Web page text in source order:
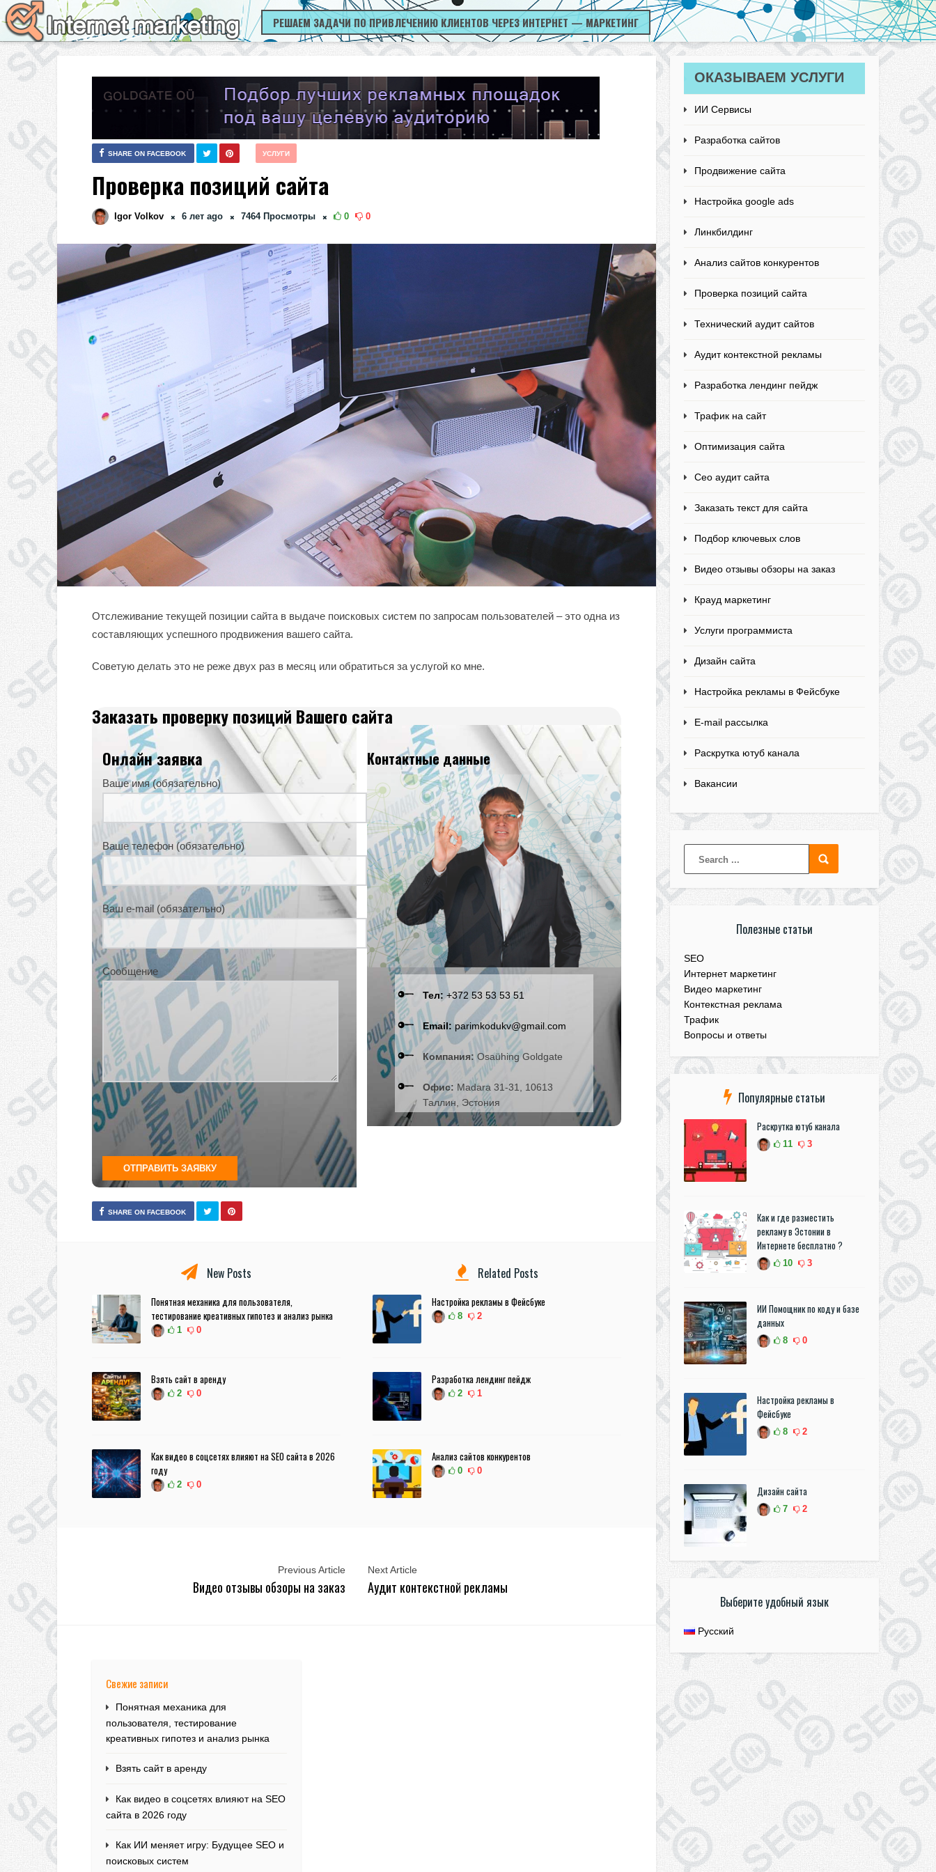
РЕШАЕМ ЗАДАЧИ ПО ПРИВЛЕЧЕНИЮ КЛИЕНТОВ ЧЕРЕЗ ИНТЕРНЕТ — МАРКЕТИНГ
УСЛУГИ
SHARE ON FACEBOOK
Проверка позиций сайта
Igor Volkov 6 лет ago 7464 Просмотры 0 0
Отслеживание текущей позиции сайта в выдаче поисковых систем по запросам пользователей – это одна из
составляющих успешного продвижения вашего сайта.
Советую делать это не реже двух раз в месяц или обратиться за услугой ко мне.
Заказать проверку позиций Вашего сайта
Онлайн заявка
Ваше имя (обязательно)
Ваше телефон (обязательно)
Ваш e-mail (обязательно)
Сообщение
Контактные данные
Тел: +372 53 53 53 51
Email: parimkodukv@gmail.com
Компания: Osaühing Goldgate
Офис: Madara 31-31, 10613
Таллин, Эстония
SHARE ON FACEBOOK
New Posts
Понятная механика для пользователя,
тестирование креативных гипотез и анализ рынка
1 0
Взять сайт в аренду
2 0
Как видео в соцсетях влияют на SEO сайта в 2026
году
2 0
Related Posts
Настройка рекламы в Фейсбуке
8 2
Разработка лендинг пейдж
2 1
Анализ сайтов конкурентов
0 0
Previous Article
Видео отзывы обзоры на заказ
Next Article
Аудит контекстной рекламы
Свежие записи
Понятная механика для
пользователя, тестирование
креативных гипотез и анализ рынка
Взять сайт в аренду
Как видео в соцсетях влияют на SEO
сайта в 2026 году
Как ИИ меняет игру: Будущее SEO и
поисковых систем
ОКАЗЫВАЕМ УСЛУГИ
ИИ Сервисы
Разработка сайтов
Продвижение сайта
Настройка google ads
Линкбилдинг
Анализ сайтов конкурентов
Проверка позиций сайта
Технический аудит сайтов
Аудит контекстной рекламы
Разработка лендинг пейдж
Трафик на сайт
Оптимизация сайта
Сео аудит сайта
Заказать текст для сайта
Подбор ключевых слов
Видео отзывы обзоры на заказ
Крауд маркетинг
Услуги программиста
Дизайн сайта
Настройка рекламы в Фейсбуке
E-mail рассылка
Раскрутка ютуб канала
Вакансии
Полезные статьи
SEO
Интернет маркетинг
Видео маркетинг
Контекстная реклама
Трафик
Вопросы и ответы
Популярные статьи
Раскрутка ютуб канала
11 3
Как и где разместить
рекламу в Эстонии в
Интернете бесплатно ?
10 3
ИИ Помощник по коду и базе
данных
8 0
Настройка рекламы в
Фейсбуке
8 2
Дизайн сайта
7 2
Выберите удобный язык
Русский